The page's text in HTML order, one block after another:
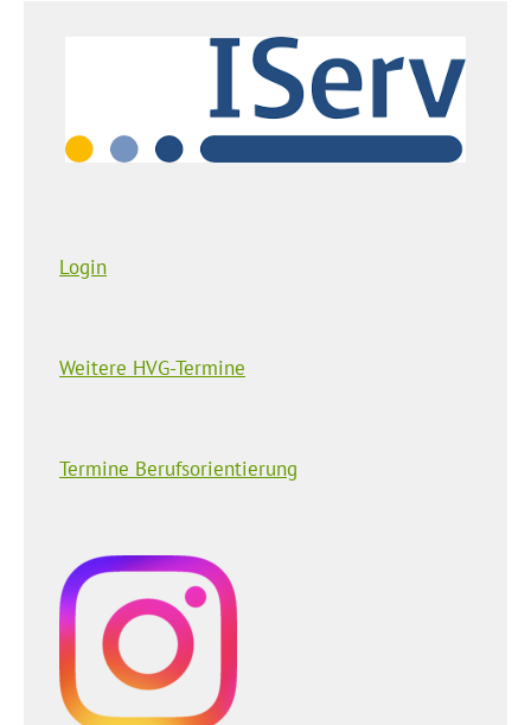
Login
Weitere HVG-Termine
Termine Berufsorientierung